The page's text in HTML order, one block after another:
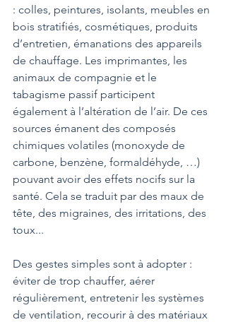
: colles, peintures, isolants, meubles en
bois stratifiés, cosmétiques, produits
d’entretien, émanations des appareils
de chauffage. Les imprimantes, les
animaux de compagnie et le
tabagisme passif participent
également à l’altération de l’air. De ces
sources émanent des composés
chimiques volatiles (monoxyde de
carbone, benzène, formaldéhyde, …)
pouvant avoir des effets nocifs sur la
santé. Cela se traduit par des maux de
tête, des migraines, des irritations, des
toux...
Des gestes simples sont à adopter :
éviter de trop chauffer, aérer
régulièrement, entretenir les systèmes
de ventilation, recourir à des matériaux